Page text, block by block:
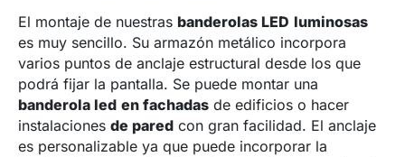
El montaje de nuestras banderolas LED luminosas
es muy sencillo. Su armazón metálico incorpora
varios puntos de anclaje estructural desde los que
podrá fijar la pantalla. Se puede montar una
banderola led en fachadas de edificios o hacer
instalacionesde pared con gran facilidad. El anclaje
es personalizable ya que puede incorporar la